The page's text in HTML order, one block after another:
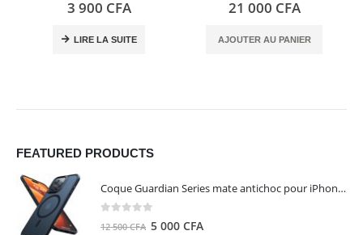
0 out of 5
3 900 CFA
LIRE LA SUITE
5.00out of 5
21 000 CFA
AJOUTER AU PANIER
FEATURED PRODUCTS
Coque Guardian Series mate antichoc pour iPhone 15 Pro Max avec Magsafe Noir - Torras
12 500CFA Le
5 000 CFA